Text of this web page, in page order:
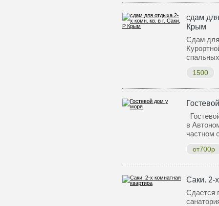
сдам
Крым
Сдам для
1500
в
частном
от700р
Саки. 2-
Сдается